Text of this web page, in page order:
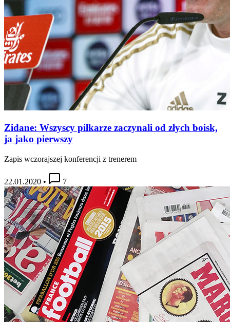
Zidane: Wszyscy piłkarze zaczynali od złych boisk,
ja jako pierwszy
Zapis wczorajszej konferencji z trenerem
22.01.2020 • 7